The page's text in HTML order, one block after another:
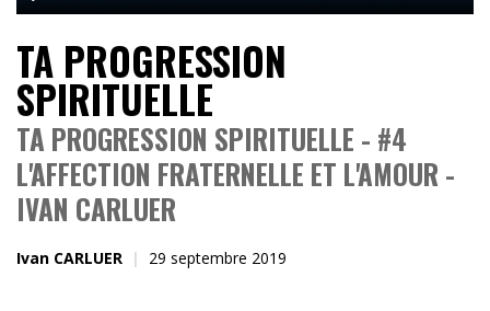
Play Mute Settings
TA PROGRESSION
SPIRITUELLE
TA PROGRESSION SPIRITUELLE - #4
L'AFFECTION FRATERNELLE ET L'AMOUR -
IVAN CARLUER
Ivan CARLUER 29 septembre 2019